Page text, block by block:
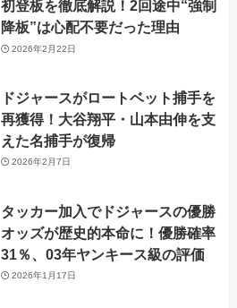
初登板を徹底解説！2回途中“強制
降板”は心配不要だった理由
2026年2月22日
ドジャースがロートベット捕手を
再獲得！大谷翔平・山本由伸を支
えた名捕手が復帰
2026年2月7日
タッカー加入でドジャースの優勝
オッズが歴史的本命に！優勝確率
31％、03年ヤンキース級の評価
2026年1月17日